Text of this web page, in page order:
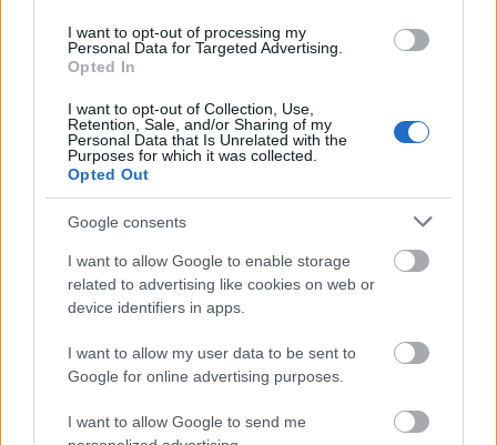
I want to opt-out of processing my
Personal Data for Targeted Advertising.
Opted In
I want to opt-out of Collection, Use,
Retention, Sale, and/or Sharing of my
Personal Data that Is Unrelated with the
Purposes for which it was collected.
Opted Out
Google consents
I want to allow Google to enable storage
related to advertising like cookies on web or
device identifiers in apps.
I want to allow my user data to be sent to
Google for online advertising purposes.
I want to allow Google to send me
- Ha havas lett volna a tél, jobban ment
volna a bolt. Általában a tavasz több
forgalmat hoz, főleg hétvégeken, amikor
az emberek kitódulnak a kertekbe,
szőlőkbe. Ha délután, amikor mindenki
igyekszik valahová munkából jövet és
zuhog az eső, akkor szintén van munka
elég.
- És az éjszakák?